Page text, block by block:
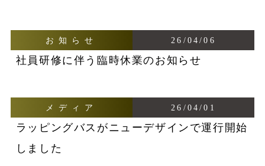
お知らせ 26/04/06
社員研修に伴う臨時休業のお知らせ
メディア 26/04/01
ラッピングバスがニューデザインで運行開始
しました